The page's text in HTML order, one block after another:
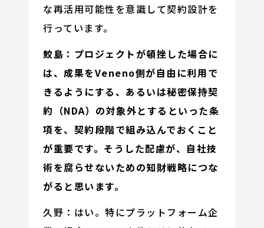
な再活用可能性を意識して契約設計を
行っています。
鮫島：プロジェクトが頓挫した場合に
は、成果をVeneno側が自由に利用で
きるようにする、あるいは秘密保持契
約（NDA）の対象外とするといった条
項を、契約段階で組み込んでおくこと
が重要です。そうした配慮が、自社技
術を腐らせないための知財戦略につな
がると思います。
久野：はい。特にプラットフォーム企